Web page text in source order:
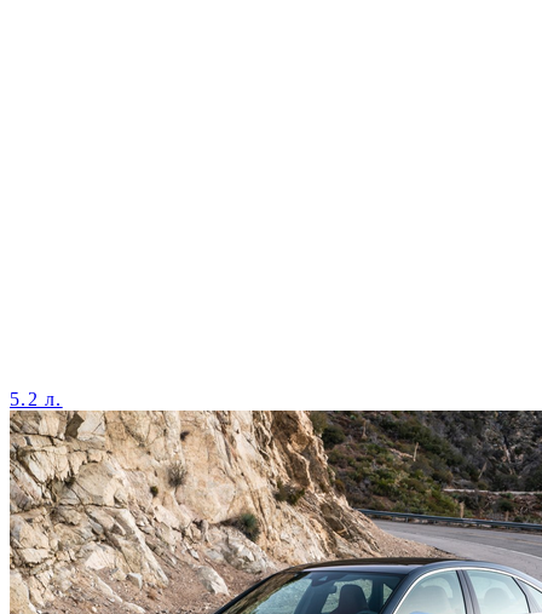
5.2 л.